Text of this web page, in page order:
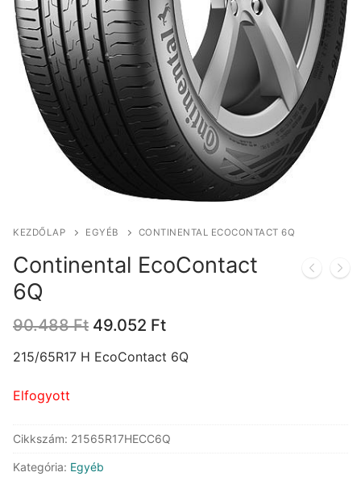
KEZDŐLAP EGYÉB CONTINENTAL ECOCONTACT 6Q
Continental EcoContact
6Q
90.488Ft Original
was:
49.052 FtCurrent
is:
215/65R17 H EcoContact 6Q
Elfogyott
Cikkszám: 21565R17HECC6Q
Kategória: Egyéb